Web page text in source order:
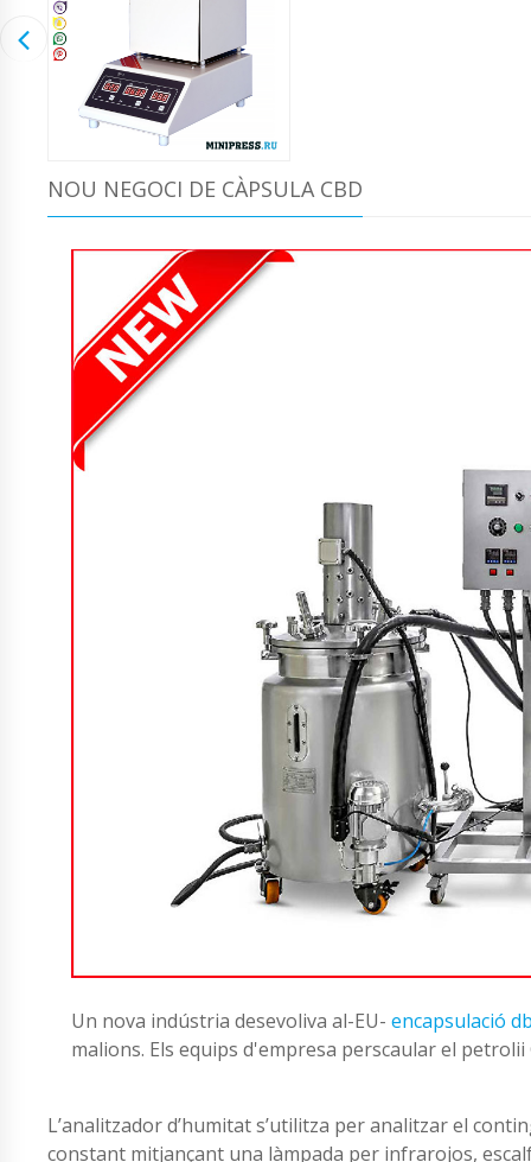
NOU NEGOCI DE CÀPSULA CBD
Un nova indústria desevoliva al-EU- encapsulació
malions. Els equips d'empresa perscaular el petrolii
L’analitzador d’humitat s’utilitza per analitzar el
constant mitjançant una làmpada per infrarojos,